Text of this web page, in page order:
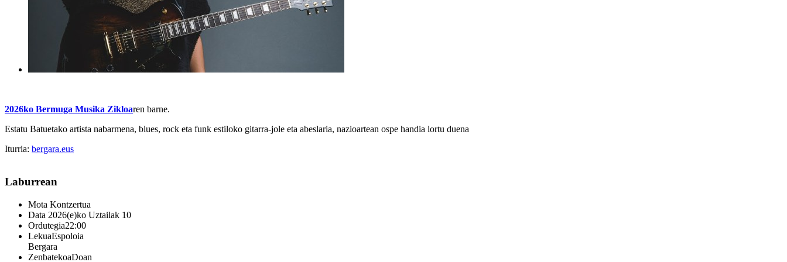
2026ko Bermuga Musika Zikloaren barne.
Estatu Batuetako artista nabarmena, blues, rock eta funk estiloko gitarra-jole eta abeslaria, nazioartean ospe handia lortu duena
Iturria: bergara.eus
Laburrean
Mota Kontzertua
Data 2026(e)ko Uztailak 10
Ordutegia22:00
LekuaEspoloia
Bergara
ZenbatekoaDoan